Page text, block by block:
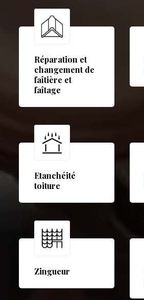
Réparation et
changement de
faîtière et
faîtage
Etanchéité
toiture
Zingueur